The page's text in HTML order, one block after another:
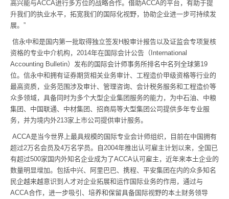
高兴能与ACCA进行多方位的战略合作。借助ACCA的平台，有助于提
升我们的执业水平，拓宽我们的国际化视野，协助企业进一步可持续发
展。”
信永中和是国内第一批取得独立签发H股审计报告以及证监会专项复核
资格的专业中介机构，2014年在国际会计公告（International
Accounting Bulletin）发布的国际会计师事务所排名中名列全球第19
位。信永中和拥有证券期货相关业务审计、工程造价甲级资格等行业的
最高资质，业务范围涉及审计、管理咨询、会计税务服务和工程造价等
众多领域，具备同时为多个大型企业集团服务的能力，为中石油、中粮
集团、中国联通、中材集团、招商局等大型集团公司提供多年专业服
务，并为境内外213家上市公司提供审计服务。
ACCA是当今世界上最具规模的国际专业会计师组织，目前在中国拥有
超过2万名会员及4万名学员。自2004年推出认可雇主计划以来，全国已
有超过500家国内外知名企业成为了ACCA认可雇主，近年来本土企业的
数量明显增加。包括中兴、阿里巴巴、携程、平安集团在内的众多知名
民企越来越意识到人才对企业拓展和运作国际业务的作用，通过与
ACCA合作，进一步吸引、培养和保留具备国际视野的本土财务领导